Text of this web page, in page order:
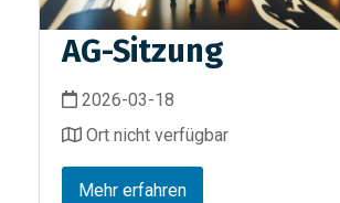
AG-Sitzung
2026-03-18
Ort nicht verfügbar
Mehr erfahren